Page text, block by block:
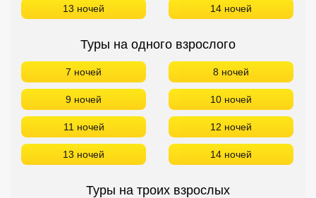
13 ночей 14 ночей
Туры на одного взрослого
7 ночей 8 ночей
9 ночей 10 ночей
11 ночей 12 ночей
13 ночей 14 ночей
Туры на троих взрослых